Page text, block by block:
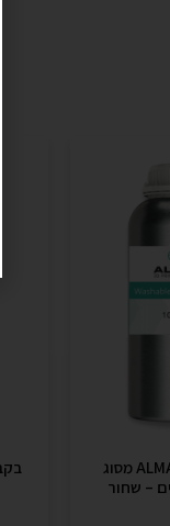
בקבוק שרף איכותי תוצרת ALMA מסוג